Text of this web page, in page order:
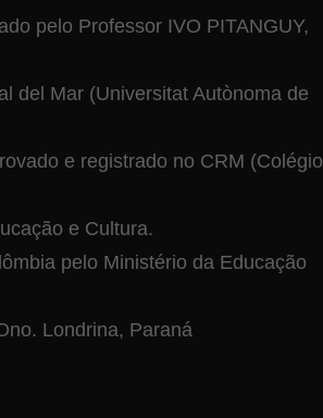
pelo Professor IVO PITANGUY,
del Mar (Universitat Autònoma de
e registrado no CRM (Colégio
e Cultura.
pelo Ministério da Educação
Londrina, Paraná